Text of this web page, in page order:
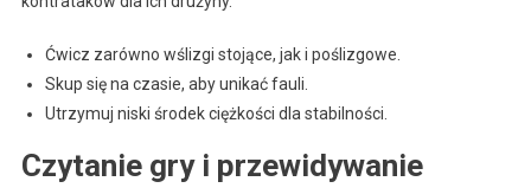
Ćwicz zarówno wślizgi stojące, jak i poślizgowe.
Skup się na czasie, aby unikać fauli.
Utrzymuj niski środek ciężkości dla stabilności.
Czytanie gry i przewidywanie